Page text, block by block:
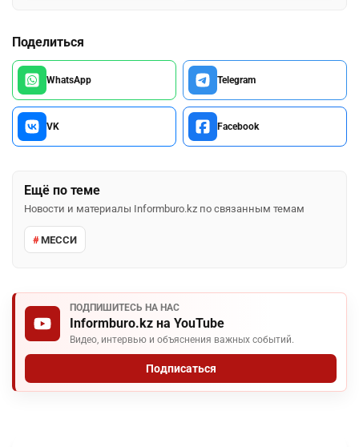
Поделиться
WhatsApp Telegram
VK Facebook
Ещё по теме
Новости и материалы Informburo.kz по связанным темам
МЕССИ
ПОДПИШИТЕСЬ НА НАС
Informburo.kz на YouTube
Видео, интервью и объяснения важных событий.
Подписаться